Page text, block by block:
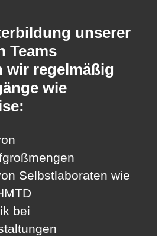
unserer
Teams
wir regelmäßig
wie
Selbstlaboraten wie
bei